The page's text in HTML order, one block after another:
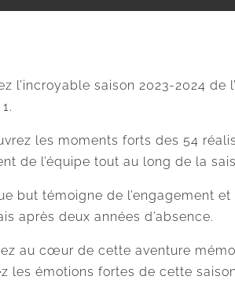
l’incroyable saison 2023-2024
les moments forts des 54
de l’équipe tout au long de la
but témoigne de l’engagement
après deux années d’absence.
au cœur de cette aventure
les émotions fortes de cette